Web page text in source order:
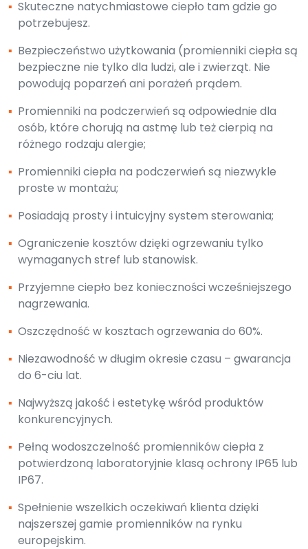
▪ Skuteczne natychmiastowe ciepło tam gdzie go
potrzebujesz.
▪ Bezpieczeństwo użytkowania (promienniki ciepła są
bezpieczne nie tylko dla ludzi, ale i zwierząt. Nie
powodują poparzeń ani porażeń prądem.
▪ Promienniki na podczerwień są odpowiednie dla
osób, które chorują na astmę lub też cierpią na
różnego rodzaju alergie;
▪ Promienniki ciepła na podczerwień są niezwykle
proste w montażu;
▪ Posiadają prosty i intuicyjny system sterowania;
▪ Ograniczenie kosztów dzięki ogrzewaniu tylko
wymaganych stref lub stanowisk.
▪ Przyjemne ciepło bez konieczności wcześniejszego
nagrzewania.
▪ Oszczędność w kosztach ogrzewania do 60%.
▪ Niezawodność w długim okresie czasu – gwarancja
do 6-ciu lat.
▪ Najwyższą jakość i estetykę wśród produktów
konkurencyjnych.
▪ Pełną wodoszczelność promienników ciepła z
potwierdzoną laboratoryjnie klasą ochrony IP65 lub
IP67.
▪ Spełnienie wszelkich oczekiwań klienta dzięki
najszerszej gamie promienników na rynku
europejskim.